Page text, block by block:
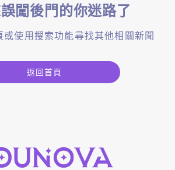
闖後門的你迷路了
或使用搜索功能尋找其他相關新聞
返回首頁